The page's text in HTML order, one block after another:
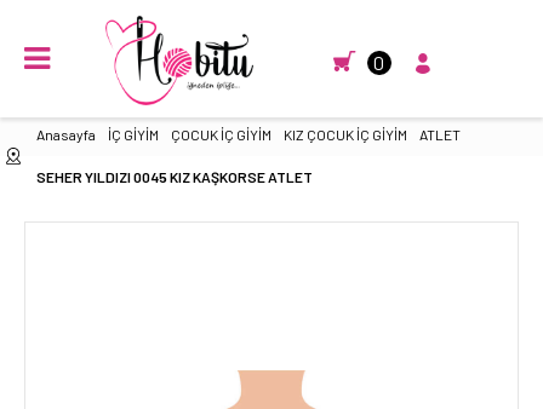
0
Anasayfa İÇ GİYİM ÇOCUK İÇ GİYİM KIZ ÇOCUK İÇ GİYİM ATLET
SEHER YILDIZI 0045 KIZ KAŞKORSE ATLET